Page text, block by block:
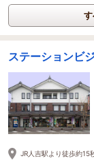
す
ステーションビ
JR人吉駅より徒歩約15